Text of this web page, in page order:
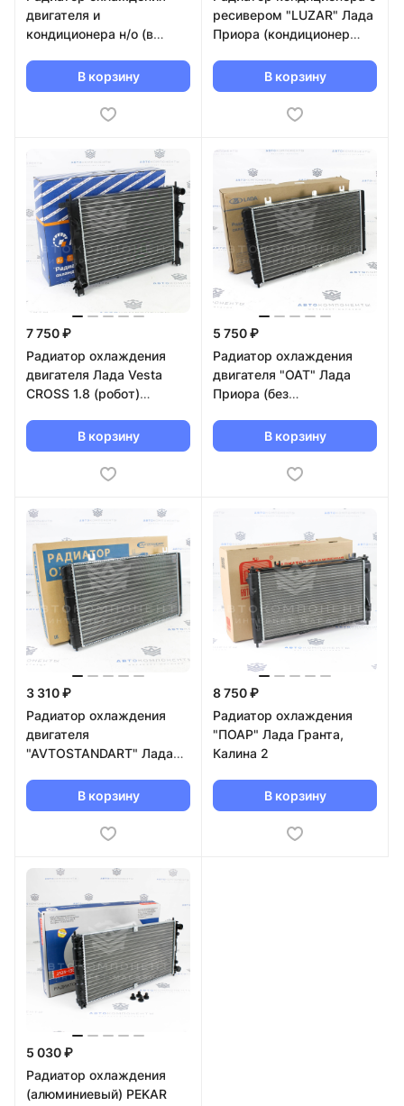
двигателя и
кондиционера н/о (в
Гранта (аналог)
В корзину
ресивером "LUZAR" Лада
Приора (кондиционер
В корзину
7 750 ₽
Радиатор охлаждения
двигателя Лада Vesta
CROSS 1.8 (робот)
В корзину
5 750 ₽
Радиатор охлаждения
двигателя "ОАТ" Лада
Приора (без
В корзину
3 310 ₽
Радиатор охлаждения
двигателя
"AVTOSTANDART" Лада
кондиционера)
В корзину
8 750 ₽
Радиатор охлаждения
"ПОАР" Лада Гранта,
Калина 2
В корзину
5 030 ₽
Радиатор охлаждения
(алюминиевый) PEKAR